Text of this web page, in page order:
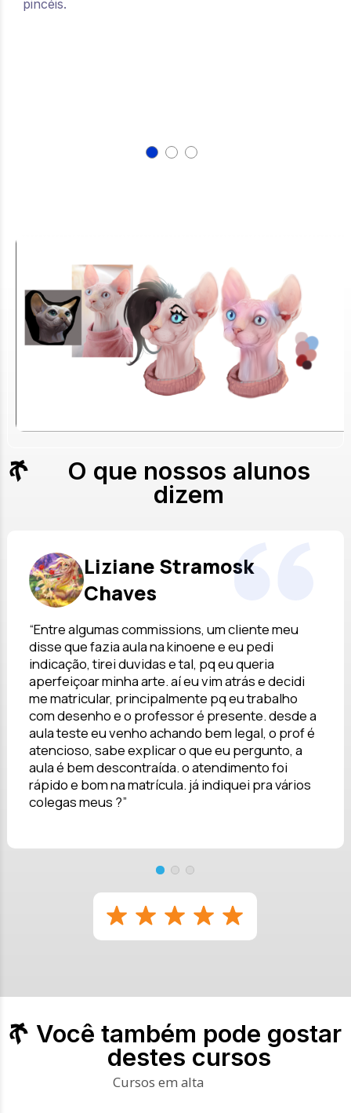
pincéis.
O que nossos alunos
dizem
Liziane Stramosk
Chaves
“Entre algumas commissions, um cliente meu
disse que fazia aula na kinoene e eu pedi
indicação, tirei duvidas e tal, pq eu queria
aperfeiçoar minha arte. aí eu vim atrás e decidi
me matricular, principalmente pq eu trabalho
com desenho e o professor é presente. desde a
aula teste eu venho achando bem legal, o prof é
atencioso, sabe explicar o que eu pergunto, a
aula é bem descontraída. o atendimento foi
rápido e bom na matrícula. já indiquei pra vários
colegas meus ?”
Você também pode gostar
destes cursos
Cursos em alta